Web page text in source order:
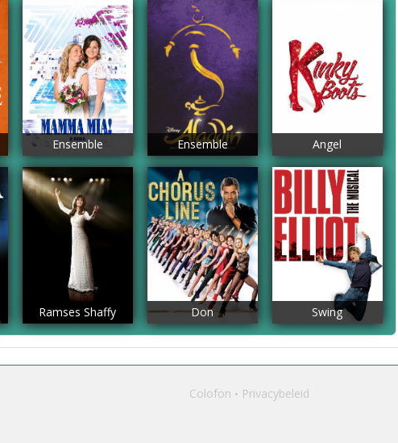
Ensemble Ensemble Angel
Ramses Shaffy Don Swing
Colofon Privacybeleid